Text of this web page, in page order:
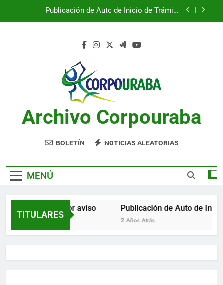
Publicación de Auto de Inicio de Trámite
Notificación por aviso
Publicación de Auto de Inicio de Trámite
Publicación de Auto de Inicio de Trámite
CITACIONES
Archivo Corpouraba
BOLETÍN NOTICIAS ALEATORIAS
MENÚ
TITULARES
Notificación por aviso
2 Años Atrás
Publicación de Auto de
2 Años Atrás